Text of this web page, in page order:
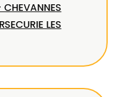
CHEVANNES
ECURIE LES